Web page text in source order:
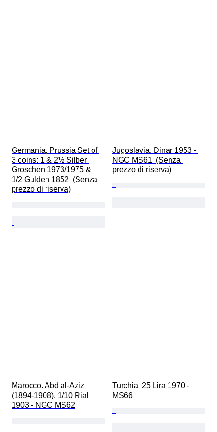
Germania, Prussia Set of
3 coins: 1 & 2½ Silber
Groschen 1973/1975 &
1/2 Gulden 1852  (Senza
prezzo di riserva)
Jugoslavia. Dinar 1953 -
NGC MS61  (Senza
prezzo di riserva)
Marocco. Abd al-Aziz
(1894-1908). 1/10 Rial
1903 - NGC MS62
Turchia. 25 Lira 1970 -
MS66